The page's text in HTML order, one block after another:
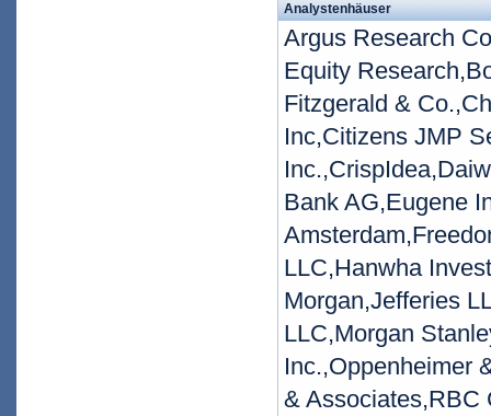
Analystenhäuser
Argus Research
Equity
Fitzgerald &
Inc,Citizens JMP
Bank AG,Eugene
LLC,Hanwha
Morgan,Jefferies
LLC,Morgan
Inc.,Oppenheimer
& Associates,RBC